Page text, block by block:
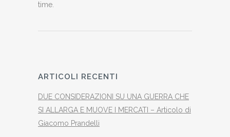
time.
ARTICOLI RECENTI
DUE CONSIDERAZIONI SU UNA GUERRA CHE
SI ALLARGA E MUOVE I MERCATI – Articolo di
Giacomo Prandelli